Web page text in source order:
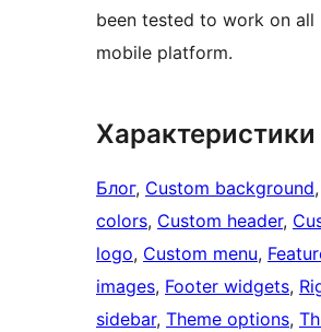
been tested to work on all
mobile platform.
Характеристики
Блог, Custom background,
colors, Custom header,
logo, Custom menu,
images, Footer widgets,
sidebar, Theme options,